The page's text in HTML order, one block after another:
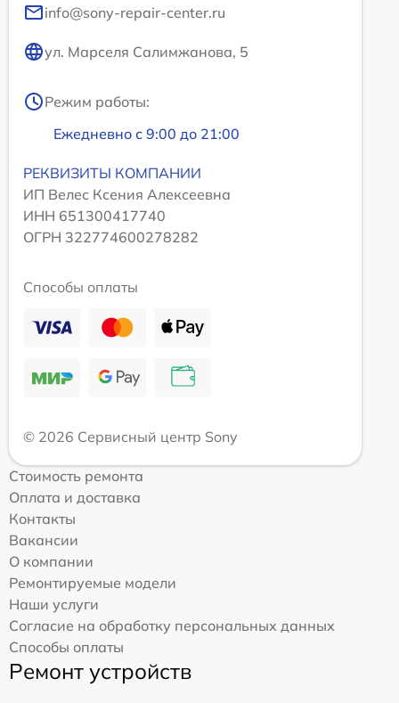
info@sony-repair-center.ru
ул. Марселя Салимжанова, 5
Режим работы:
Ежедневно с 9:00 до 21:00
РЕКВИЗИТЫ КОМПАНИИ
ИП Велес Ксения Алексеевна
ИНН 651300417740
ОГРН 322774600278282
Способы оплаты
© 2026 Сервисный центр Sony
Стоимость ремонта
Оплата и доставка
Контакты
Вакансии
О компании
Ремонтируемые модели
Наши услуги
Согласие на обработку персональных данных
Способы оплаты
Ремонт устройств